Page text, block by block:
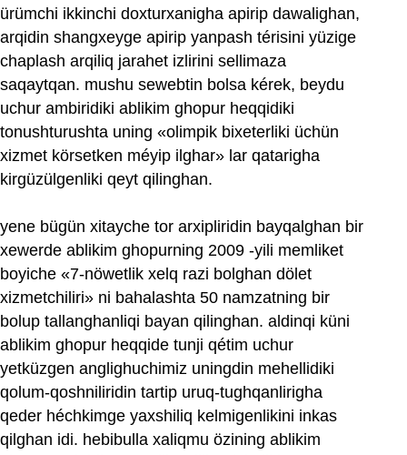
ürümchi ikkinchi doxturxanigha apirip dawalighan,
arqidin shangxeyge apirip yanpash térisini yüzige
chaplash arqiliq jarahet izlirini sellimaza
saqaytqan. mushu sewebtin bolsa kérek, beydu
uchur ambiridiki ablikim ghopur heqqidiki
tonushturushta uning «olimpik bixeterliki üchün
xizmet körsetken méyip ilghar» lar qatarigha
kirgüzülgenliki qeyt qilinghan.
yene bügün xitayche tor arxipliridin bayqalghan bir
xewerde ablikim ghopurning 2009 ‏-yili memliket
boyiche «7‏-nöwetlik xelq razi bolghan dölet
xizmetchiliri» ni bahalashta 50 namzatning bir
bolup tallanghanliqi bayan qilinghan. aldinqi küni
ablikim ghopur heqqide tunji qétim uchur
yetküzgen anglighuchimiz uningdin mehellidiki
qolum-qoshniliridin tartip uruq-tughqanlirigha
qeder héchkimge yaxshiliq kelmigenlikini inkas
qilghan idi. hebibulla xaliqmu özining ablikim